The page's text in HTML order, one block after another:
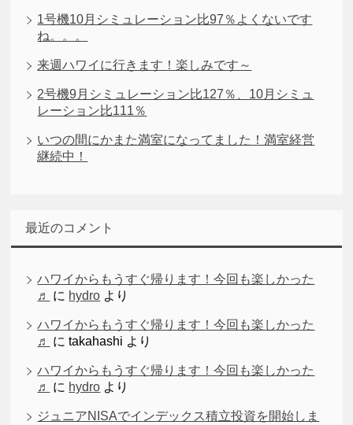
1号機10月シミュレーション比97％よくないです
ね。。。
来週ハワイに行きます！楽しみです～
2号機9月シミュレーション比127％、10月シミュ
レーション比111％
いつの間にかまた満室になってました！満室経営
継続中！
最近のコメント
ハワイからもうすぐ帰ります！今回も楽しかった
♬
に hydro より
ハワイからもうすぐ帰ります！今回も楽しかった
♬
にtakahashi より
ハワイからもうすぐ帰ります！今回も楽しかった
♬
に hydro より
ジュニアNISAでインデックス積立投資を開始しま